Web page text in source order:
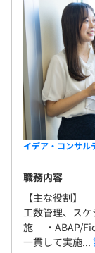
イデア・コンサル
職務内容
【主な役割】
工数管理、ス
施 ・ABAP/
一貫して実施...